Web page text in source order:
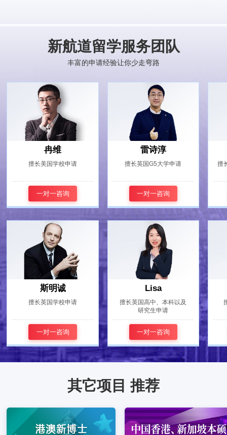
新航道留学服务团队
丰富的申请经验让你少走弯路
冉维
擅长美国学校申请
一对一咨询
斯明诚
擅长英国学校申请
一对一咨询
雷诗淳
擅长英国G5大学申请
一对一咨询
Lisa
擅长英国高中、本科以及
研究生申请
一对一咨询
擅
其它项目 推荐